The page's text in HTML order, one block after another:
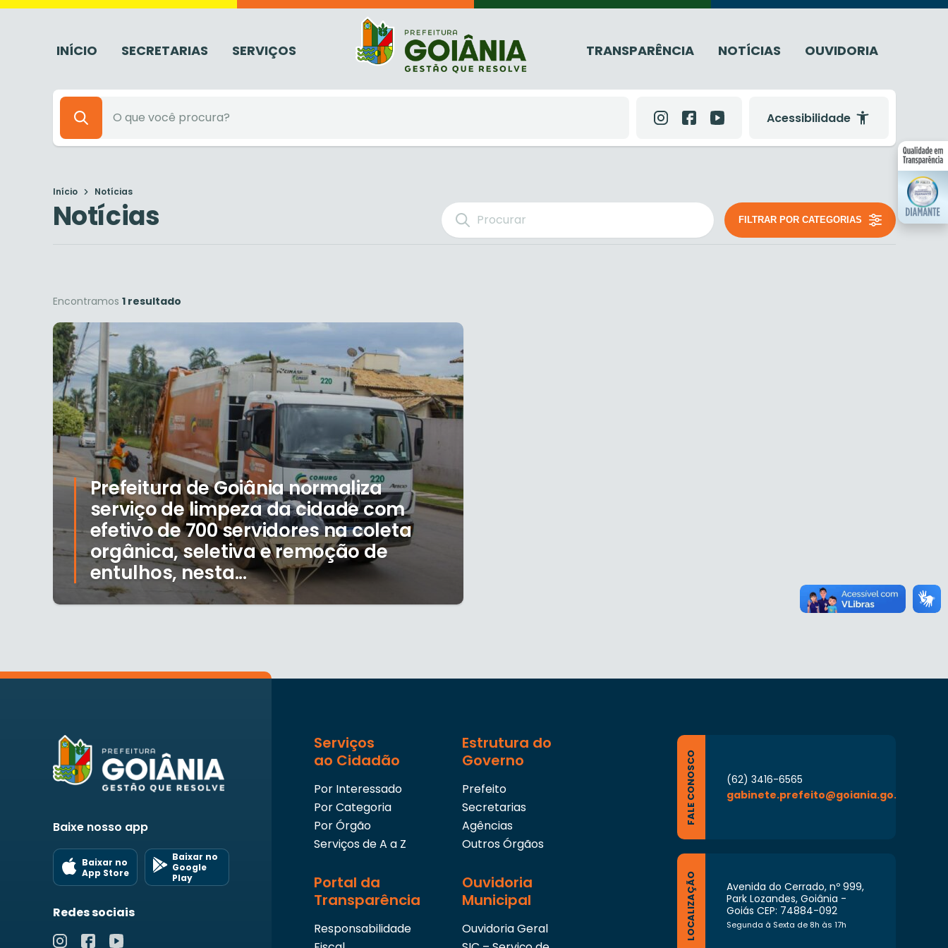
INÍCIO SECRETARIAS SERVIÇOS TRANSPARÊNCIA NOTÍCIAS OUVIDORIA
Acessibilidade
Início Notícias
Notícias FILTRAR POR CATEGORIAS
Encontramos 1 resultado
Prefeitura de Goiânia normaliza
serviço de limpeza da cidade com
efetivo de 700 servidores na coleta
orgânica, seletiva e remoção de
entulhos, nesta...
Baixe nosso app
Baixar no
App Store
Baixar no
Google
Play
Redes sociais
Serviços
ao Cidadão
Por Interessado
Por Categoria
Por Órgão
Serviços de A a Z
Estrutura do
Governo
Prefeito
Secretarias
Agências
Outros Órgãos
Portal da
Transparência
Responsabilidade
Ouvidoria
Municipal
Ouvidoria Geral
FALE CONOSCO
(62) 3416-6565
gabinete.prefeito@goiania.go.gov.br
LOCALIZAÇÃO
Avenida do Cerrado, nº 999,
Park Lozandes, Goiânia -
Goiás CEP: 74884-092
Segunda à Sexta de 8h às 17h